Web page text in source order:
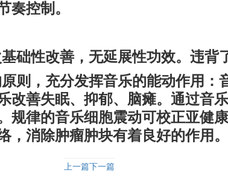
奏控制。
础性改善，无延展性功效。违背
则，充分发挥音乐的能动作用：
改善失眠、抑郁、脑瘫。通过音
规律的音乐细胞震动可校正亚健
消除肿瘤肿块有着良好的作用。
上一篇下一篇